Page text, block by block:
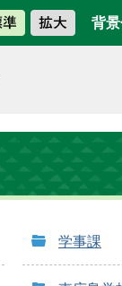
背
学事課